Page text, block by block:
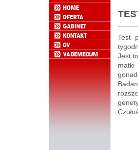
Test
Jest
matki